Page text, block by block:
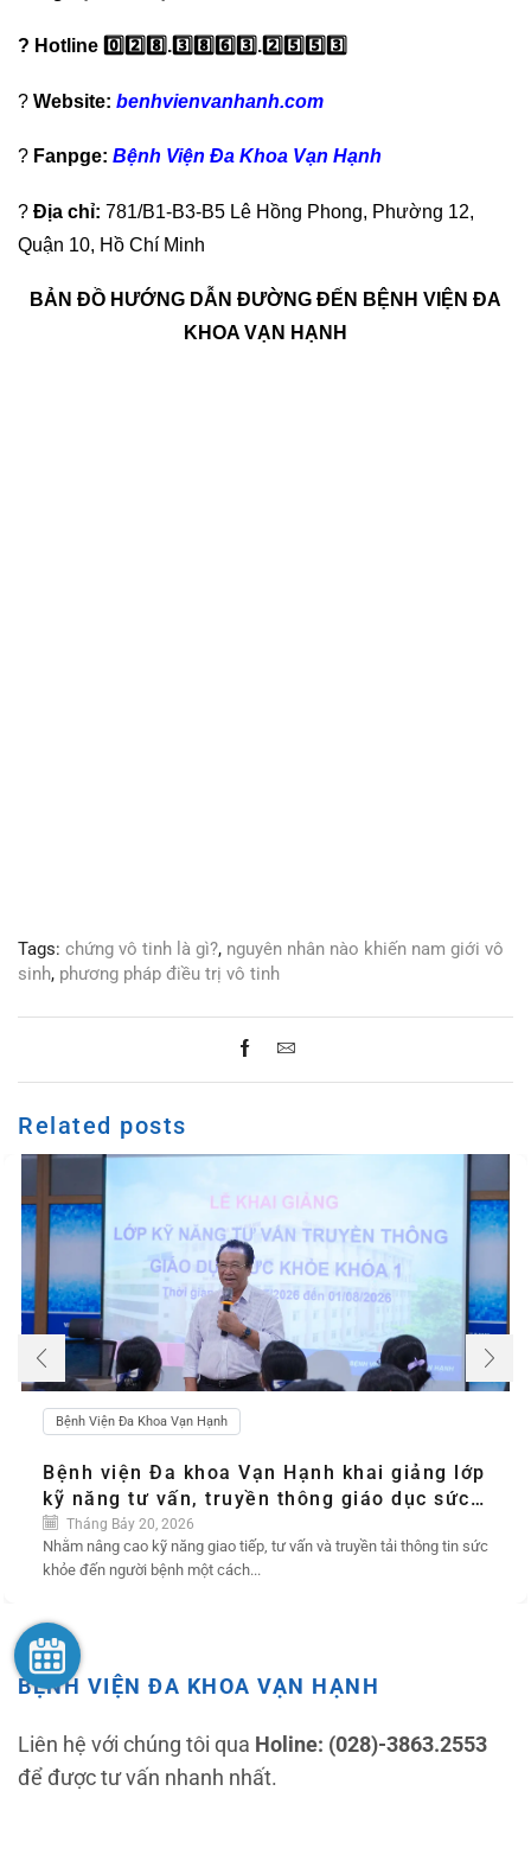
? Hotline 0️⃣ 2️⃣ 8️⃣ . 3️⃣ 8️⃣ 6️⃣ 3️⃣ . 2️⃣ 5️⃣ 5️⃣ 3️⃣
? Website: benhvienvanhanh.com
? Fanpge: Bệnh Viện Đa Khoa Vạn Hạnh
? Địa chỉ: 781/B1-B3-B5 Lê Hồng Phong, Phường 12,
Quận 10, Hồ Chí Minh
BẢN ĐỒ HƯỚNG DẪN ĐƯỜNG ĐẾN BỆNH VIỆN ĐA
KHOA VẠN HẠNH
Tags: chứng vô tinh là gì?, nguyên nhân nào khiến nam giới vô
sinh, phương pháp điều trị vô tinh
Related posts
Bệnh Viện Đa Khoa Vạn Hạnh
Bệnh viện Đa khoa Vạn Hạnh khai giảng lớp
kỹ năng tư vấn, truyền thông giáo dục sức
khỏe, để người bệnh được lắng nghe và
chăm sóc tốt hơn
Tháng Bảy 20, 2026
Nhằm nâng cao kỹ năng giao tiếp, tư vấn và truyền tải thông tin sức
khỏe đến người bệnh một cách...
BỆNH VIỆN ĐA KHOA VẠN HẠNH
Liên hệ với chúng tôi qua Holine: (028)-3863.2553
để được tư vấn nhanh nhất.